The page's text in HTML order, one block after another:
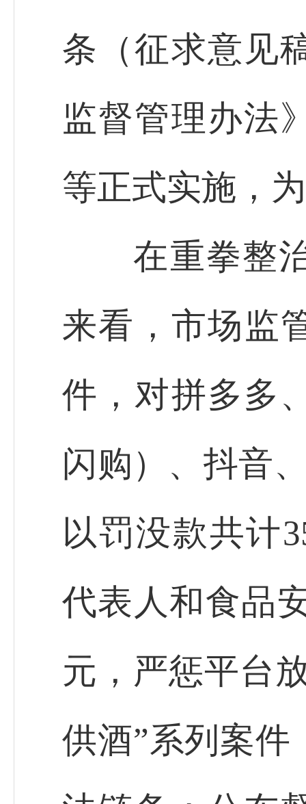
条（征求意见
监督管理办法
等正式实施，
在重拳整治
来看，市场监
件，对拼多多
闪购）、抖音
以罚没款共计
代表人和食品
元，严惩平台
供酒”系列案件